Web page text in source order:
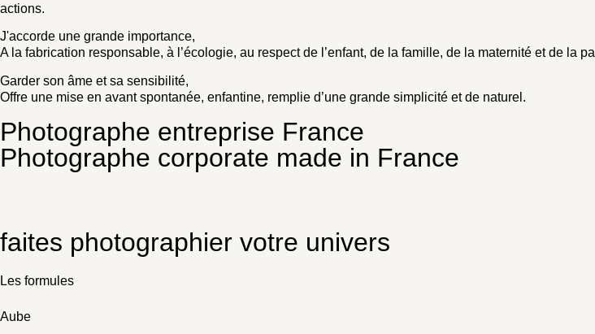
actions.
J'accorde une grande importance,
A la fabrication responsable, à l’écologie, au respect de l’enfant, de la famille, de la maternité et de la
Garder son âme et sa sensibilité,
Offre une mise en avant spontanée, enfantine, remplie d’une grande simplicité et de naturel.
Photographe entreprise France
Photographe corporate made in France
faites photographier votre univers
Les formules
Aube